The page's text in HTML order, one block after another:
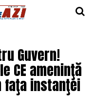
Guvern!
CE ameninţă
faţa instanţei